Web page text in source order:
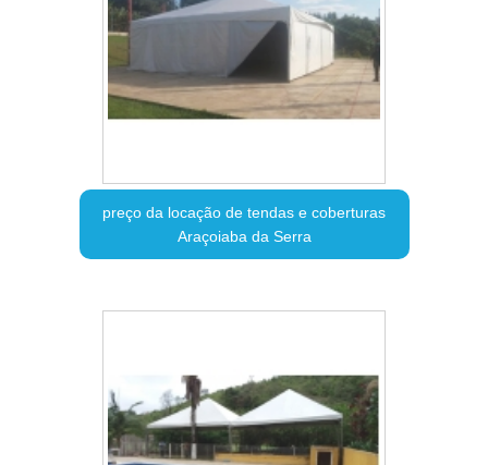
preço da locação de tendas e coberturas
Araçoiaba da Serra